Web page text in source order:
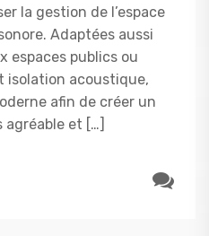
la gestion de l’espace
Adaptées aussi
espaces publics ou
isolation acoustique,
afin de créer un
et […]